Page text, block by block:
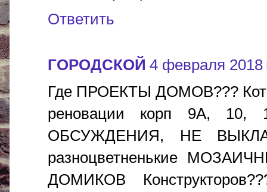
Ответить
ГОРОДСКОЙ 4 февраля 2018
Где ПРОЕКТЫ ДОМОВ???
реновации корп 9А,
ОБСУЖДЕНИЯ, НЕ
разноцветненькие
ДОМИКОВ